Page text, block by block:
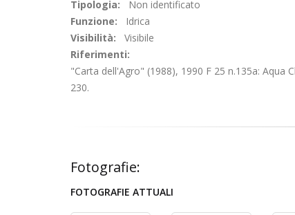
Tipologia: Non identificato
Funzione: Idrica
Visibilità: Visibile
Riferimenti:
"Carta dell'Agro" (1988), 1990 F 25 n.135a: Aqua
230.
Fotografie:
FOTOGRAFIE ATTUALI